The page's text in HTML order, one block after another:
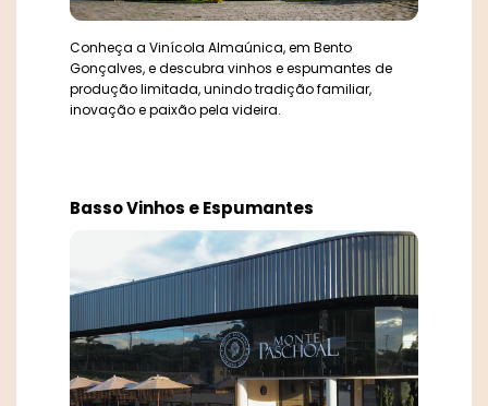
Famíglia Tasca
Família Bebber
Galiotto
Gallon Sucos de Uva
Grupo Miolo
Guatambu
Larentis
Conheça a Vinícola Almaúnica, em Bento
Gonçalves, e descubra vinhos e espumantes de
produção limitada, unindo tradição familiar,
inovação e paixão pela videira.
Basso Vinhos e Espumantes